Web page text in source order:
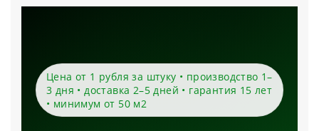
Цена от 1 рубля за штуку • производство 1–
3 дня • доставка 2–5 дней • гарантия 15 лет
• минимум от 50 м2